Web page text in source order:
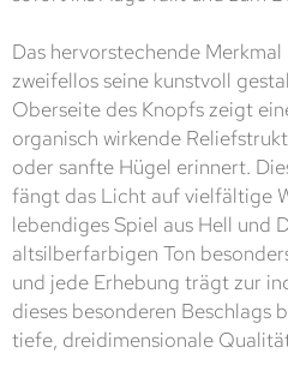
Das hervorstechende
zweifellos seine kunstvoll
Oberseite des Knopfs zeigt
organisch wirkende
oder sanfte Hügel erinnert.
fängt das Licht auf vielfältige
lebendiges Spiel aus Hell und
altsilberfarbigen Ton
und jede Erhebung trägt zur
dieses besonderen Beschlags
tiefe, dreidimensionale